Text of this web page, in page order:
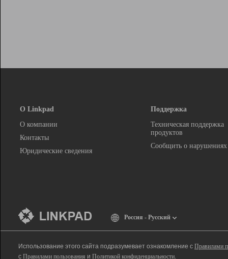
О Linkpad
О компании
Контакты
Юридические сведения
Поддержка
Техническая поддержка
продуктов
Сообщить о нарушениях
Россия - Русский
Использование этого сайта подразумевает ознакомление с Правилами
с Правилами пользования и Политикой конфиденциальности.